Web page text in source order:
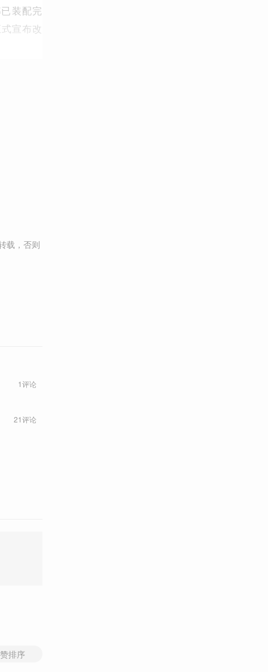
装配完
宣布改
载，否则
1评论
21评论
排序